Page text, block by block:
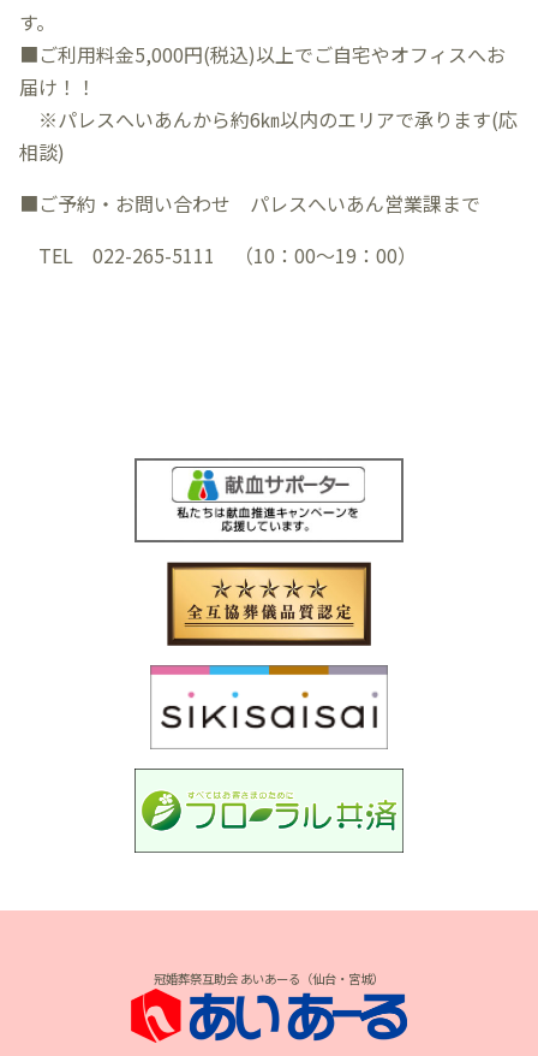
す。
■ご利用料金5,000円(税込)以上でご自宅やオフィスへお
届け！！
※パレスへいあんから約6㎞以内のエリアで承ります(応
相談)
■ご予約・お問い合わせ パレスへいあん営業課まで
TEL 022-265-5111 （10：00～19：00）
冠婚葬祭互助会 あいあーる（仙台・宮城）